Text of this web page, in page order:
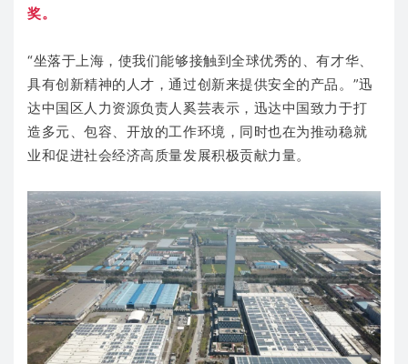
奖。
“坐落于上海，使我们能够接触到全球优秀的、有才华、
具有创新精神的人才，通过创新来提供安全的产品。”迅
达中国区人力资源负责人奚芸表示，迅达中国致力于打
造多元、包容、开放的工作环境，同时也在为推动稳就
业和促进社会经济高质量发展积极贡献力量。